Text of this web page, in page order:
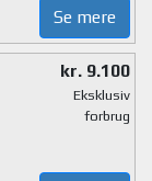
Se mere
kr. 9.100
Eksklusiv
forbrug